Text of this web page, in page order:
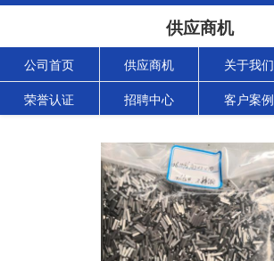
供应商机
公司首页 供应商机 关于我们
荣誉认证 招聘中心 客户案例